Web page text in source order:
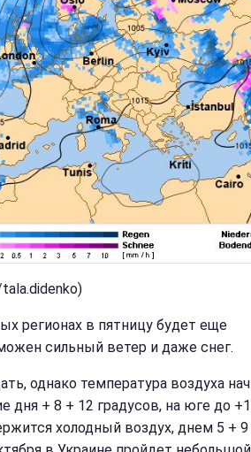
регионах в пятницу будет еще
сильный ветер и даже снег.
однако температура воздуха
дня + 8 + 12 градусов, на юге до
холодный воздух, днем 5 + 9